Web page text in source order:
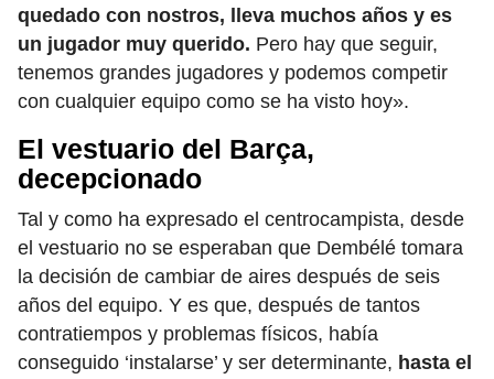
quedado con nostros, lleva muchos años y es
un jugador muy querido. Pero hay que seguir,
tenemos grandes jugadores y podemos competir
con cualquier equipo como se ha visto hoy».
El vestuario del Barça,
decepcionado
Tal y como ha expresado el centrocampista, desde
el vestuario no se esperaban que Dembélé tomara
la decisión de cambiar de aires después de seis
años del equipo. Y es que, después de tantos
contratiempos y problemas físicos, había
conseguido ‘instalarse’ y ser determinante, hasta el